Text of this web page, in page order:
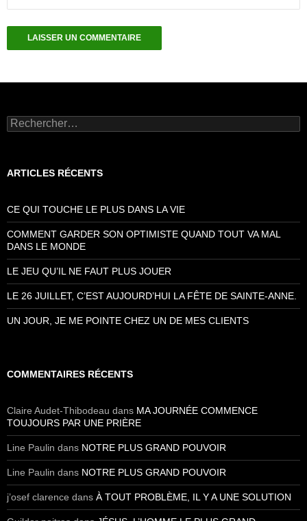
Rechercher :
ARTICLES RÉCENTS
CE QUI TOUCHE LE PLUS DANS LA VIE
COMMENT GARDER SON OPTIMISTE QUAND TOUT VA MAL
DANS LE MONDE
LE JEU QU’IL NE FAUT PLUS JOUER
LE 26 JUILLET, C’EST AUJOURD’HUI LA FÊTE DE SAINTE-ANNE.
UN JOUR, JE ME POINTE CHEZ UN DE MES CLIENTS
COMMENTAIRES RÉCENTS
Claire Audet-Thibodeau dans MA JOURNÉE COMMENCE
TOUJOURS PAR UNE PRIÈRE
Line Paulin dans NOTRE PLUS GRAND POUVOIR
Line Paulin dans NOTRE PLUS GRAND POUVOIR
j’osef clarence dans À TOUT PROBLÈME, IL Y A UNE SOLUTION